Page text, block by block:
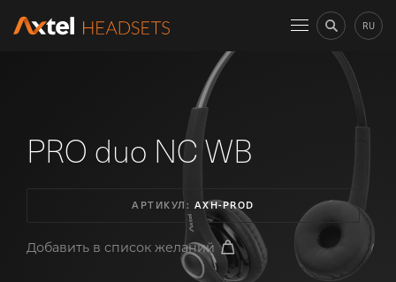
RU
PRO duo NC WB
АРТИКУЛ: AXH-PROD
Добавить в список желаний